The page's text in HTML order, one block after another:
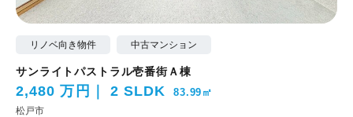
リノベ向き物件 中古マンション
サンライトパストラル壱番街Ａ棟
2,480 万円 2 SLDK 83.99㎡
松戸市